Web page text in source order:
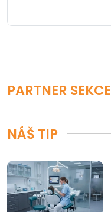
PARTNER SEKCE
NÁŠ TIP